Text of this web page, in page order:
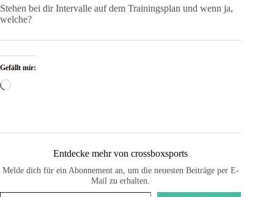
Stehen bei dir Intervalle auf dem Trainingsplan und wenn ja,
welche?
Gefällt mir:
Wird
Entdecke mehr von crossboxsports
Melde dich für ein Abonnement an, um die neuesten Beiträge per E-
Mail zu erhalten.
Gib deine E-Mail-Adresse ein ...